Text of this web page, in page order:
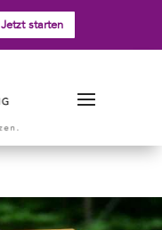
Jetzt starten